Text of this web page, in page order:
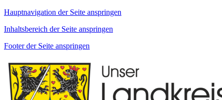
Hauptnavigation der Seite anspringen
Inhaltsbereich der Seite anspringen
Footer der Seite anspringen